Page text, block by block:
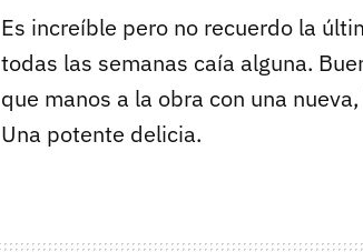
Es increíble pero no recuerdo la
todas las semanas caía alguna.
que manos a la obra con una
Una potente delicia.